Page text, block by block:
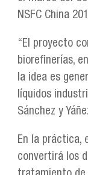
NSFC China
“El proyecto
biorefinerías,
la idea es
líquidos
Sánchez y
En la práctica,
convertirá los